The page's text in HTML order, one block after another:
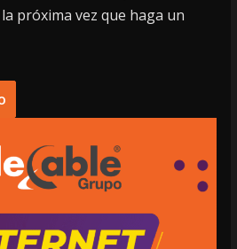
próxima vez que haga un